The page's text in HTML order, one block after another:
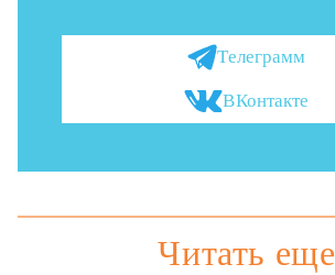
Телеграмм
ВКонтакте
Читать еще